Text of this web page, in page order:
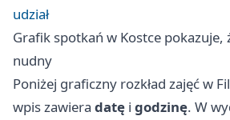
udział
Grafik spotkań w Kostce pokazuje,
nudny
Poniżej graficzny rozkład zajęć w
wpis zawiera datę i godzinę. W